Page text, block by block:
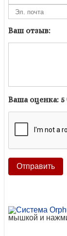
Ваш отзыв:
Ваша оценка: 5
мышкой и